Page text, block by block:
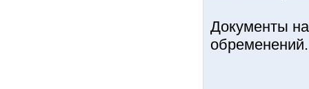
Документы
обременений.